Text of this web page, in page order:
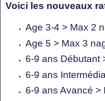
Voici les nouveaux
Age 3-4 > Max 2
Age 5 > Max 3
6-9 ans Débutant
6-9 ans
6-9 ans Avancé >